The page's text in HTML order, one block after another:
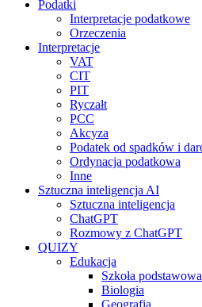
Podatki
Interpretacje podatkowe
Orzeczenia
Interpretacje
VAT
CIT
PIT
Ryczałt
PCC
Akcyza
Podatek od spadków i
Ordynacja podatkowa
Inne
Sztuczna inteligencja AI
Sztuczna inteligencja
ChatGPT
Rozmowy z ChatGPT
QUIZY
Edukacja
Szkoła
Biologia
Geografia